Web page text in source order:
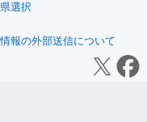
選択
報の外部送信について